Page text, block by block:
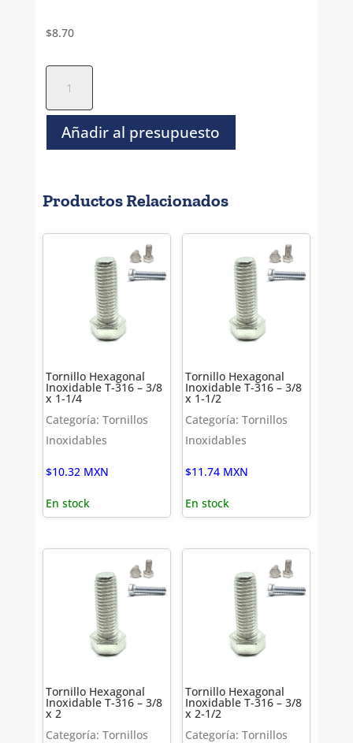
$8.70
Socket
Boton
Inoxidable
-
cantidad
Añadir al presupuesto
Productos Relacionados
Tornillo Hexagonal
Inoxidable T-316 – 3/8
x 1-1/4
Categoría: Tornillos
Inoxidables
$10.32 MXN
En stock
Tornillo Hexagonal
Inoxidable T-316 – 3/8
x 1-1/2
Categoría: Tornillos
Inoxidables
$11.74 MXN
En stock
Tornillo Hexagonal
Inoxidable T-316 – 3/8
x 2
Categoría: Tornillos
Tornillo Hexagonal
Inoxidable T-316 – 3/8
x 2-1/2
Categoría: Tornillos